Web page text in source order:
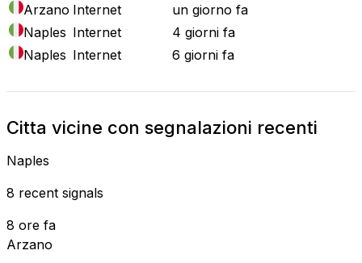
Arzano Internet
un giorno fa
Naples Internet
4 giorni fa
Naples Internet 6 giorni fa
Citta vicine con segnalazioni recenti
Naples
8 recent signals
8 ore fa
Arzano